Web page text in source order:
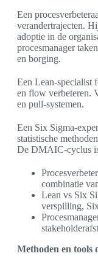
Een
verandertrajecten.
adoptie in de
procesmanager
en borging.
Een Lean-specialist
en flow verbeteren.
en pull-systemen.
Een Six Sigma-
statistische
De DMAIC-cyclus
combinatie
Lean vs Six
verspilling,
Methoden en tools